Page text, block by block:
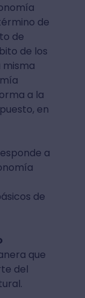
de
de
de los
misma
a la
en
a
de
que
del